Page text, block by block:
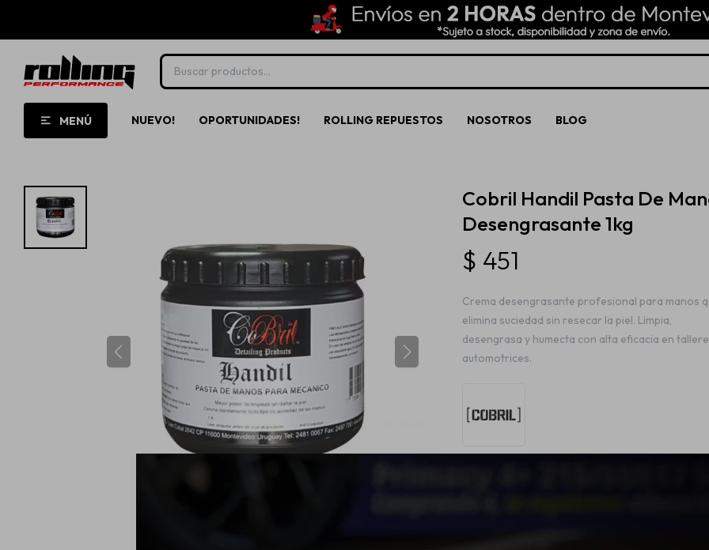
MENÚ NUEVO! OPORTUNIDADES! ROLLING REPUESTOS NOSOTROS BLOG
Cobril Handil Pasta De
Desengrasante 1kg
$ 451
Crema desengrasante profesional para manos
elimina suciedad sin resecar la piel. Limpia,
desengrasa y humecta con alta eficacia en
automotrices.